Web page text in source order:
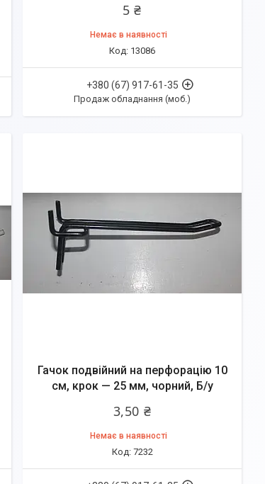
5 ₴
Немає в наявності
13086
+380 (67) 917-61-35
Продаж обладнання (моб.)
Гачок подвійний на перфорацію 10
см, крок — 25 мм, чорний, Б/у
3,50 ₴
Немає в наявності
7232